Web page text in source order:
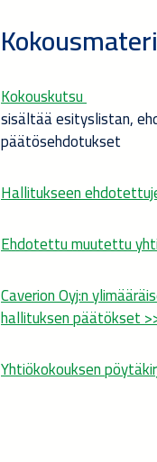
Kokouskutsu
sisältää esityslistan,
päätösehdotukset
Hallitukseen
Ehdotettu muutettu
Caverion Oyj:n
hallituksen päätökset
Yhtiökokouksen